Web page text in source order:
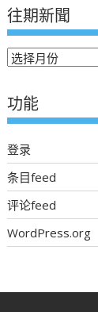
往期新聞
往
新
聞
功能
登录
条目feed
评论feed
WordPress.org